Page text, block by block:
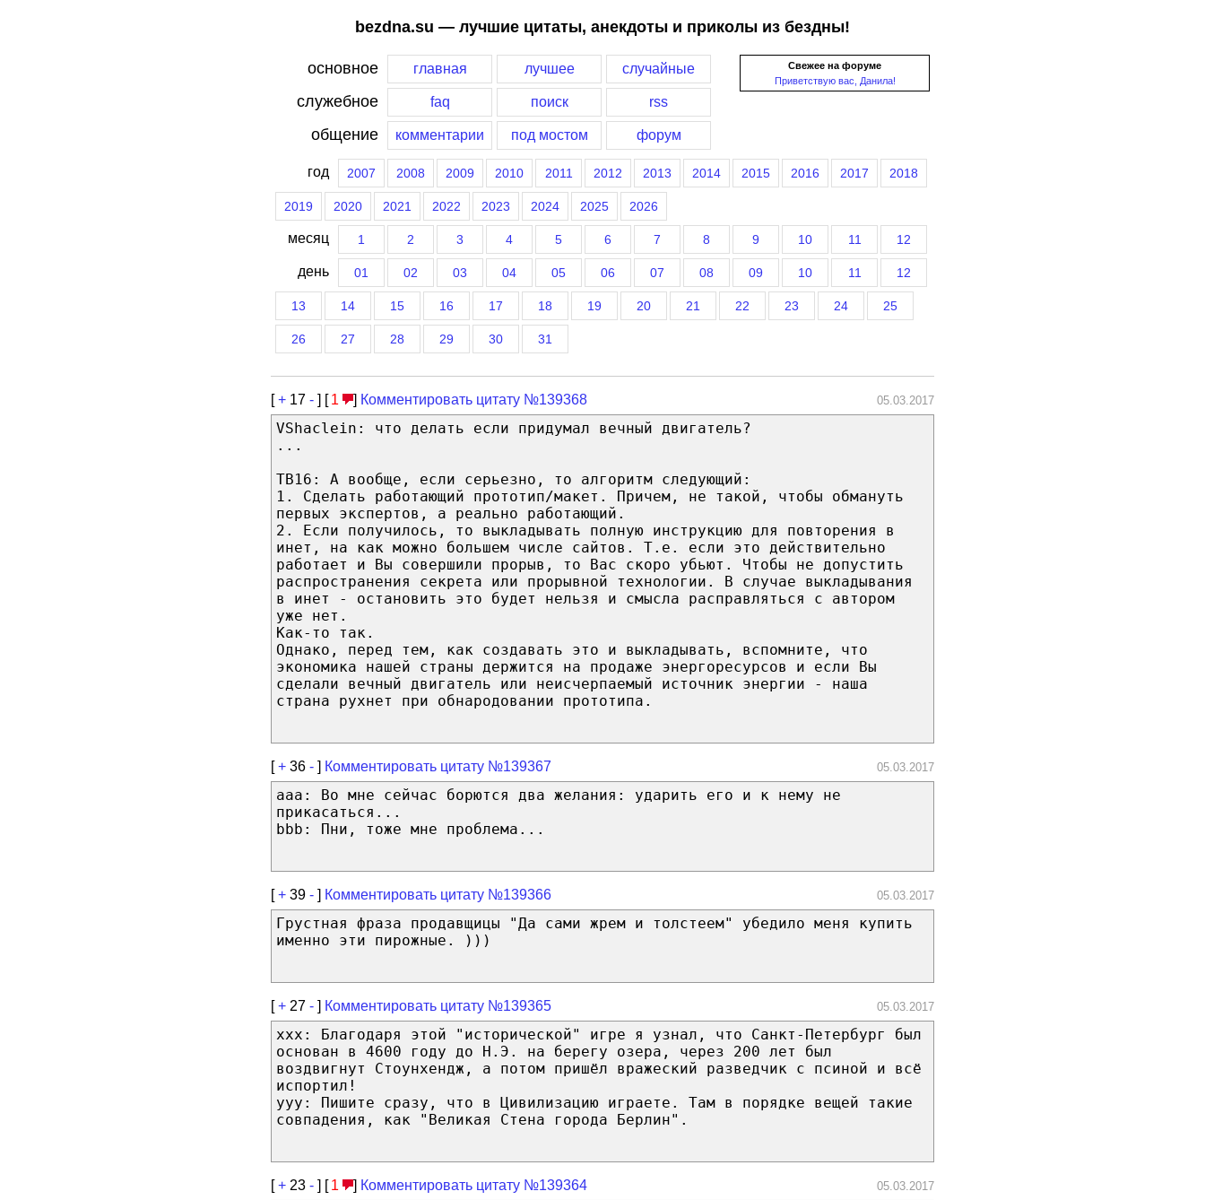
bezdna.su — лучшие цитаты, анекдоты и приколы из бездны!
Свежее на форуме
Приветствую вас, Данила!
основное главная лучшее случайные
служебное faq поиск rss
общение комментарии под мостом форум
год 2007 2008 2009 2010 2011 2012 2013 2014 2015 2016 2017 2018
2019 2020 2021 2022 2023 2024 2025 2026
месяц 1 2 3 4 5 6 7 8 9 10 11 12
день 01 02 03 04 05 06 07 08 09 10 11 12
13 14 15 16 17 18 19 20 21 22 23 24 25
26 27 28 29 30 31
[+ 17 - ] [ 1 ] Комментировать цитату №139368 05.03.2017
VShaclein: что делать если придумал вечный двигатель?
...
TB16: А вообще, если серьезно, то алгоритм следующий:
1. Сделать работающий прототип/макет. Причем, не такой, чтобы обмануть
первых экспертов, а реально работающий.
2. Если получилось, то выкладывать полную инструкцию для повторения в
инет, на как можно большем числе сайтов. Т.е. если это действительно
работает и Вы совершили прорыв, то Вас скоро убьют. Чтобы не допустить
распространения секрета или прорывной технологии. В случае выкладывания
в инет - остановить это будет нельзя и смысла расправляться с автором
уже нет.
Как-то так.
Однако, перед тем, как создавать это и выкладывать, вспомните, что
экономика нашей страны держится на продаже энергоресурсов и если Вы
сделали вечный двигатель или неисчерпаемый источник энергии - наша
страна рухнет при обнародовании прототипа.
[+ 36 - ] Комментировать цитату №139367 05.03.2017
aaa: Во мне сейчас борются два желания: ударить его и к нему не
прикасаться...
bbb: Пни, тоже мне проблема...
[+ 39 - ] Комментировать цитату №139366 05.03.2017
Грустная фраза продавщицы "Да сами жрем и толстеем" убедило меня купить
именно эти пирожные. )))
[+ 27 - ] Комментировать цитату №139365 05.03.2017
xxx: Благодаря этой "исторической" игре я узнал, что Санкт-Петербург был
основан в 4600 году до Н.Э. на берегу озера, через 200 лет был
воздвигнут Стоунхендж, а потом пришёл вражеский разведчик с псиной и всё
испортил!
yyy: Пишите сразу, что в Цивилизацию играете. Там в порядке вещей такие
совпадения, как "Великая Стена города Берлин".
[+ 23 - ] [ 1 ] Комментировать цитату №139364 05.03.2017